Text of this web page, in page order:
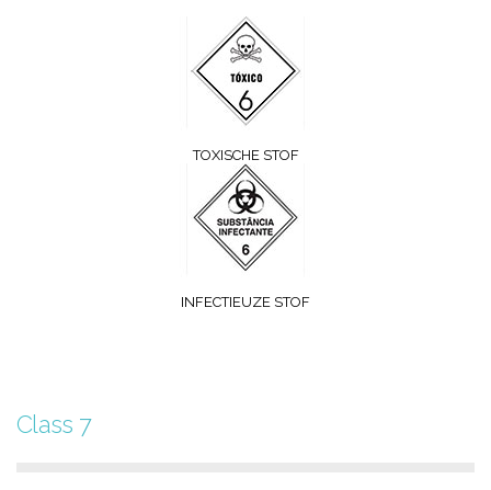
TOXISCHE STOF
INFECTIEUZE STOF
Class 7